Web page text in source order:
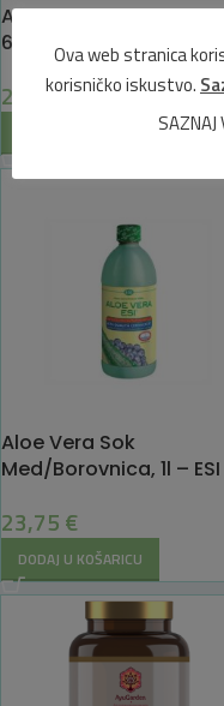
AKTIVAL Rizolip plus
60caps
23,70€
Aloe Vera Sok
Med/Borovnica, 1l – ESI
23,75 €
DODAJ U KOŠARICU
Ova web stranica
korisničko iskustvo.
SAZNAJ